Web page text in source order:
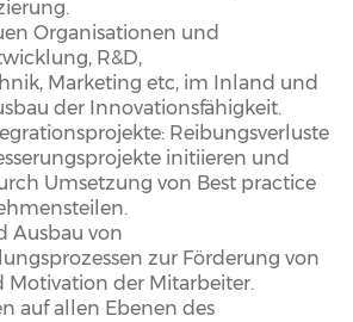
Organisationen und
R&D,
Marketing etc, im Inland und
der Innovationsfähigkeit.
Reibungsverluste
initiieren und
Umsetzung von Best practice
Ausbau von
zur Förderung von
der Mitarbeiter.
auf allen Ebenen des